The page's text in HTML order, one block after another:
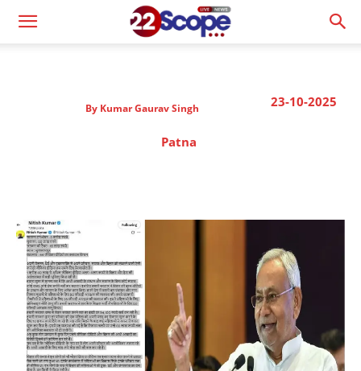
23-10-2025
By Kumar Gaurav Singh
Patna